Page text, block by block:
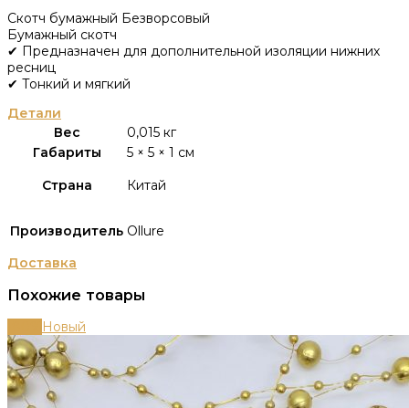
Скотч бумажный Безворсовый
Бумажный скотч
✔ Предназначен для дополнительной изоляции нижних
ресниц
✔ Тонкий и мягкий
Детали
Вес
0,015 кг
Габариты
5 × 5 × 1 см
Страна
Китай
Производитель Ollure
Доставка
Похожие товары
Новый